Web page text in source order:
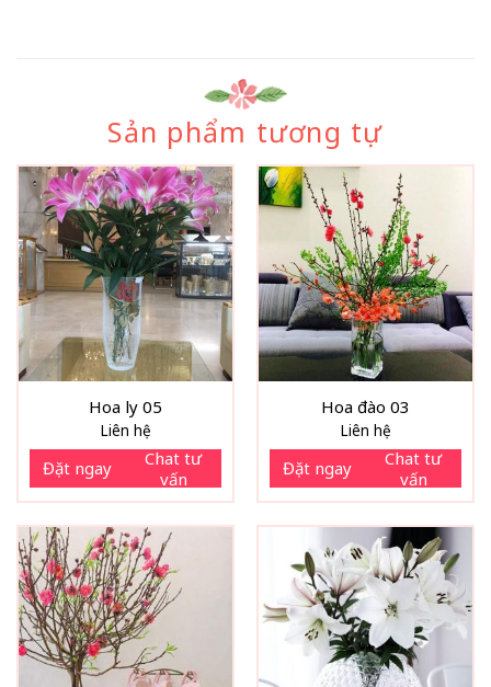
Sản phẩm tương tự
Hoa ly 05
Liên hệ
Đặt ngay
Chat tư
vấn
Hoa đào 03
Liên hệ
Đặt ngay
Chat tư
vấn